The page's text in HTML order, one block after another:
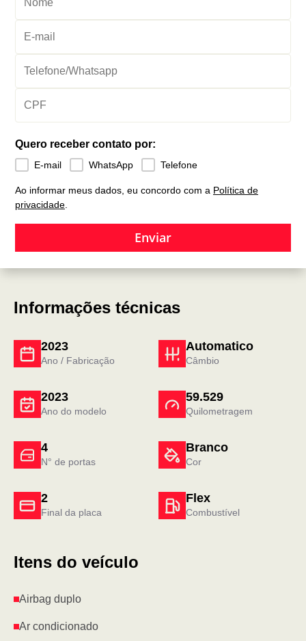
Quero receber contato por:
E-mail WhatsApp Telefone
Ao informar meus dados, eu concordo com a Política de
privacidade.
Enviar
Informações técnicas
2023
Ano / Fabricação
Automatico
Câmbio
4
N° de portas
Branco
Cor
2023
Ano do modelo
59.529
Quilometragem
2
Final da placa
Flex
Combustível
Itens do veículo
Airbag duplo
Ar condicionado